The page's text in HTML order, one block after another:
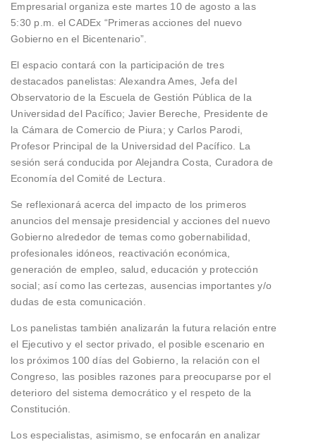
Empresarial organiza este martes 10 de agosto a las
5:30 p.m. el CADEx “Primeras acciones del nuevo
Gobierno en el Bicentenario”.
El espacio contará con la participación de tres
destacados panelistas: Alexandra Ames, Jefa del
Observatorio de la Escuela de Gestión Pública de la
Universidad del Pacífico; Javier Bereche, Presidente de
la Cámara de Comercio de Piura; y Carlos Parodi,
Profesor Principal de la Universidad del Pacífico. La
sesión será conducida por Alejandra Costa, Curadora de
Economía del Comité de Lectura.
Se reflexionará acerca del impacto de los primeros
anuncios del mensaje presidencial y acciones del nuevo
Gobierno alrededor de temas como gobernabilidad,
profesionales idóneos, reactivación económica,
generación de empleo, salud, educación y protección
social; así como las certezas, ausencias importantes y/o
dudas de esta comunicación.
Los panelistas también analizarán la futura relación entre
el Ejecutivo y el sector privado, el posible escenario en
los próximos 100 días del Gobierno, la relación con el
Congreso, las posibles razones para preocuparse por el
deterioro del sistema democrático y el respeto de la
Constitución.
Los especialistas, asimismo, se enfocarán en analizar